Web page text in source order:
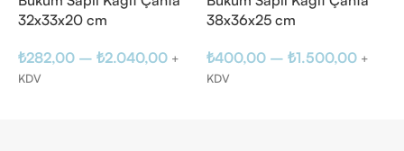
32x33x20 cm
₺282,00 – ₺2.040,00 +
KDV
38x36x25 cm
₺400,00 – ₺1.500,00 +
KDV